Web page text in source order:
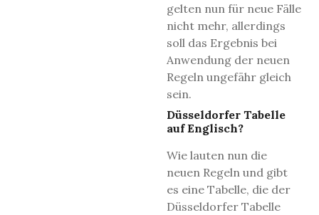
gelten nun für neue Fälle
nicht mehr, allerdings
soll das Ergebnis bei
Anwendung der neuen
Regeln ungefähr gleich
sein.
Düsseldorfer Tabelle
auf Englisch?
Wie lauten nun die
neuen Regeln und gibt
es eine Tabelle, die der
Düsseldorfer Tabelle